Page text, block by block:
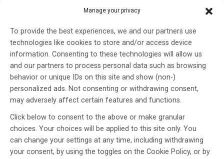
Manage your privacy
To provide the best experiences, we and our partners use
technologies like cookies to store and/or access device
information. Consenting to these technologies will allow us
and our partners to process personal data such as browsing
behavior or unique IDs on this site and show (non-)
personalized ads. Not consenting or withdrawing consent,
may adversely affect certain features and functions.
Click below to consent to the above or make granular
choices. Your choices will be applied to this site only. You
can change your settings at any time, including withdrawing
your consent, by using the toggles on the Cookie Policy, or by
möjlighet att stärka professionella nätverk och ta del
plats eller digitalt. Över 9 000 deltagare från 123 länder
deltog,…
25 sep 2024